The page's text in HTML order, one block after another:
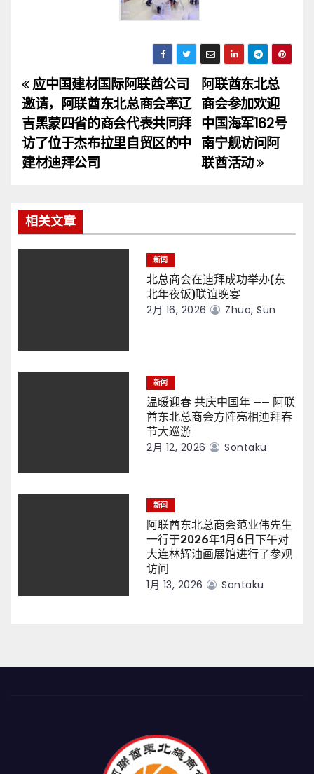
文
章
导
阿联酋东北总
商会参加欢迎
中国海军162号
南宁舰访问阿
联酋活动
应中国建材国际阿联酋公司
邀请，阿联酋东北总商会率辽
吉黑蒙四省的商会代表共同拜
访了位于杰布拉里自贸区的中
建材迪拜公司
相关文章
新闻
北总商会在迪拜成功举办(东
北年夜饭)联谊晚宴
2月 16, 2026 Zhuo, Sun
新闻
温暖迎春 共庆中国年 —— 阿联
酋东北总商会方阵亮相迪拜春
节大巡游
2月 12, 2026 Sontaku
新闻
阿联酋东北总商会范业伟先生
一行于2026年1月6日下午对
大连林辉油画展馆进行了参观
访问
1月 13, 2026 Sontaku